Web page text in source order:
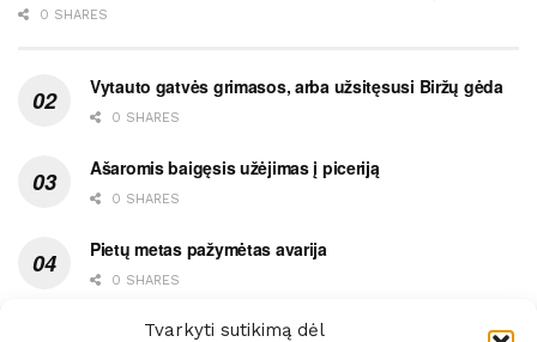
Tvarkyti sutikimą dėl
0 SHARES
Vytauto gatvės grimasos, arba užsitęsusi Biržų gėda
0 SHARES
Ašaromis baigęsis užėjimas į piceriją
0 SHARES
Pietų metas pažymėtas avarija
0 SHARES
Ypatingas dviejų medikių likimo ryšys